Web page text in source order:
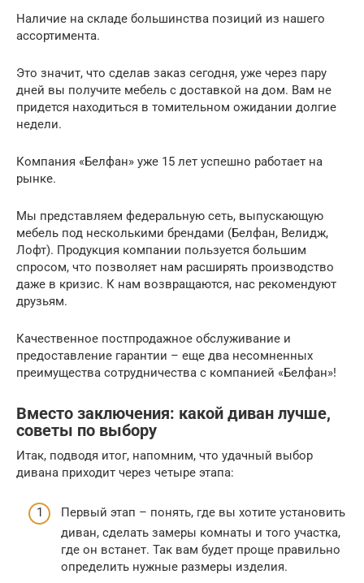
Наличие на складе большинства позиций из нашего
ассортимента.
Это значит, что сделав заказ сегодня, уже через пару
дней вы получите мебель с доставкой на дом. Вам не
придется находиться в томительном ожидании долгие
недели.
Компания «Белфан» уже 15 лет успешно работает на
рынке.
Мы представляем федеральную сеть, выпускающую
мебель под несколькими брендами (Белфан, Велидж,
Лофт). Продукция компании пользуется большим
спросом, что позволяет нам расширять производство
даже в кризис. К нам возвращаются, нас рекомендуют
друзьям.
Качественное постпродажное обслуживание и
предоставление гарантии – еще два несомненных
преимущества сотрудничества с компанией «Белфан»!
Вместо заключения: какой диван лучше,
советы по выбору
Итак, подводя итог, напомним, что удачный выбор
дивана приходит через четыре этапа:
Первый этап – понять, где вы хотите установить
диван, сделать замеры комнаты и того участка,
где он встанет. Так вам будет проще правильно
определить нужные размеры изделия.